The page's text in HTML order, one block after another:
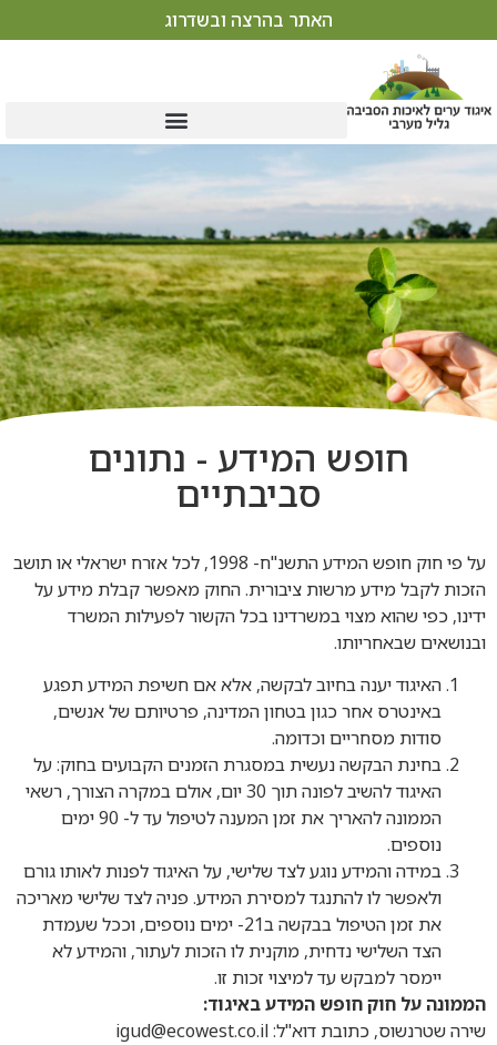
האתר בהרצה ובשדרוג
חופש המידע - נתונים
סביבתיים
על פי חוק חופש המידע התשנ"ח- 1998, לכל אזרח ישראלי או תושב
הזכות לקבל מידע מרשות ציבורית. החוק מאפשר קבלת מידע על
ידינו, כפי שהוא מצוי במשרדינו בכל הקשור לפעילות המשרד
ובנושאים שבאחריותו.
האיגוד יענה בחיוב לבקשה, אלא אם חשיפת המידע תפגע
באינטרס אחר כגון בטחון המדינה, פרטיותם של אנשים,
סודות מסחריים וכדומה.
בחינת הבקשה נעשית במסגרת הזמנים הקבועים בחוק: על
האיגוד להשיב לפונה תוך 30 יום, אולם במקרה הצורך, רשאי
הממונה להאריך את זמן המענה לטיפול עד ל- 90 ימים
נוספים.
במידה והמידע נוגע לצד שלישי, על האיגוד לפנות לאותו גורם
ולאפשר לו להתנגד למסירת המידע. פניה לצד שלישי מאריכה
את זמן הטיפול בבקשה ב21- ימים נוספים, וככל שעמדת
הצד השלישי נדחית, מוקנית לו הזכות לעתור, והמידע לא
יימסר למבקש עד למיצוי זכות זו.
הממונה על חוק חופש המידע באיגוד:
שירה שטרנשוס, כתובת דוא"ל:igud@ecowest.co.il